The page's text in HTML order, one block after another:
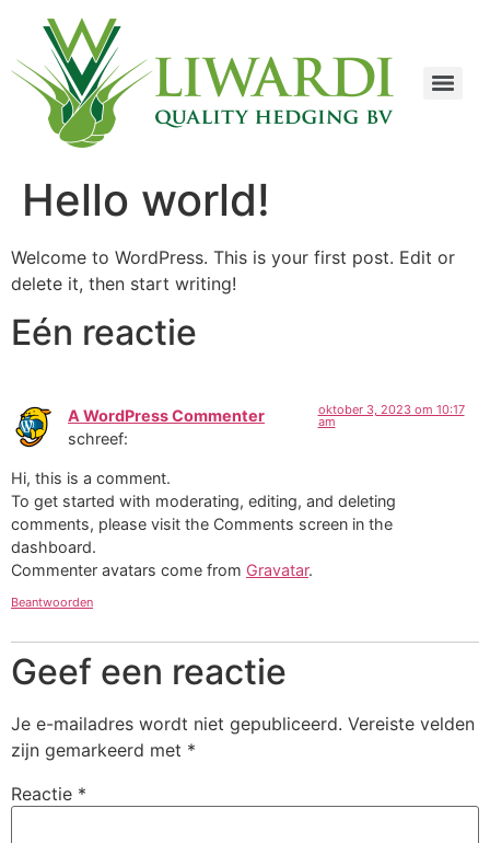
Hello world!
Welcome to WordPress. This is your first post. Edit or
delete it, then start writing!
Eén reactie
A WordPress Commenter
schreef:
oktober 3, 2023 om 10:17
am
Hi, this is a comment.
To get started with moderating, editing, and deleting
comments, please visit the Comments screen in the
dashboard.
Commenter avatars come from Gravatar.
Beantwoorden
Geef een reactie
Je e-mailadres wordt niet gepubliceerd. Vereiste velden
zijn gemarkeerd met *
Reactie *